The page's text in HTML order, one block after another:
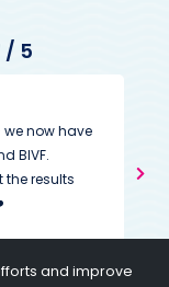
/ 5
we now have
BIVF.
results
and improve